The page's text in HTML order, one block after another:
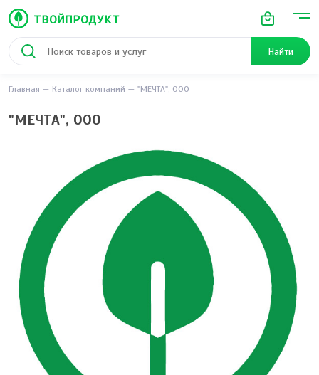
Найти
Главная Каталог компаний "МЕЧТА", ООО
"МЕЧТА", ООО